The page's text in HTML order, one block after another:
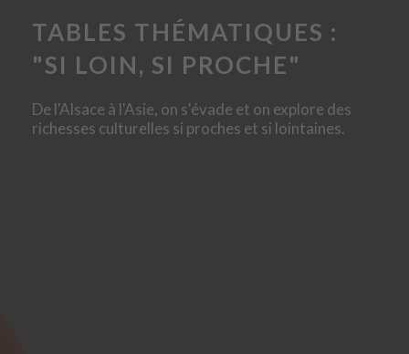
TABLES THÉMATIQUES :
"SI LOIN, SI PROCHE"
De l'Alsace à l'Asie, on s'évade et on explore des
richesses culturelles si proches et si lointaines.